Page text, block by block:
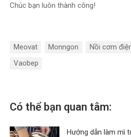
Chúc bạn luôn thành công!
Meovat Monngon Nồi cơm
Vaobep
Có thể bạn quan tâm:
Hướng dẫn làm mì